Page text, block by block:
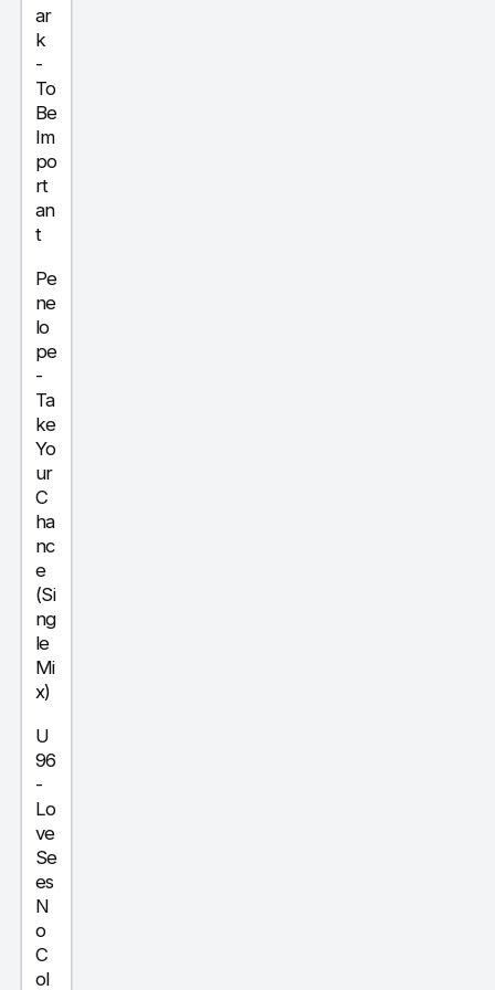
ar
k
-
To
Be
Im
po
rt
an
t
Pe
ne
lo
pe
-
Ta
ke
Yo
ur
C
ha
nc
e
(Si
ng
le
Mi
x)
U
96
-
Lo
ve
Se
es
N
o
C
ol